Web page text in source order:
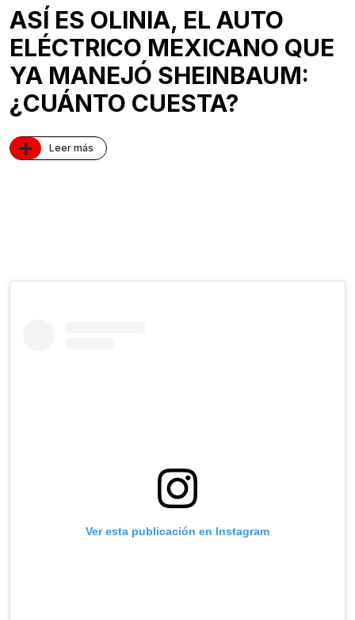
ASÍ ES OLINIA, EL AUTO
ELÉCTRICO MEXICANO QUE
YA MANEJÓ SHEINBAUM:
¿CUÁNTO CUESTA?
+ Leer más
Ver esta publicación en Instagram